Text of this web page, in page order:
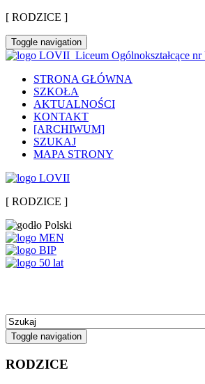
[ RODZICE ]
Toggle navigation
Liceum Ogólnokształcące
STRONA GŁÓWNA
SZKOŁA
AKTUALNOŚCI
KONTAKT
[ARCHIWUM]
SZUKAJ
MAPA STRONY
[ RODZICE ]
Toggle navigation
RODZICE